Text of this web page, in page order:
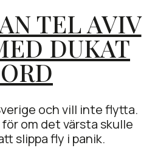
TEL AVIV
DUKAT
och vill inte flytta.
om det värsta skulle
slippa fly i panik.